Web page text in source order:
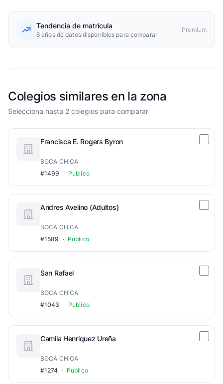
Tendencia de matrícula
6 años de datos disponibles para comparar
Premium
Colegios similares en la zona
Selecciona hasta 2 colegios para comparar
Francisca E. Rogers Byron
BOCA CHICA
#1499
· Publico
Andres Avelino (Adultos)
BOCA CHICA
#1589
· Publico
San Rafael
BOCA CHICA
#1043
· Publico
Camila Henriquez Ureña
BOCA CHICA
#1274 · Publico